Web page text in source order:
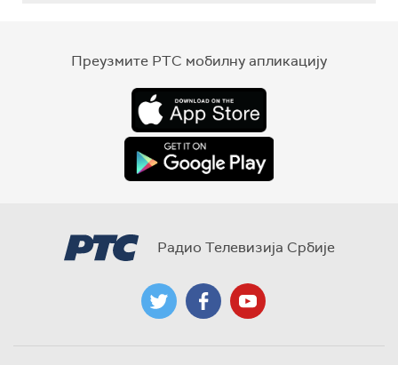
Преузмите РТС мобилну апликацију
Радио Телевизија Србије